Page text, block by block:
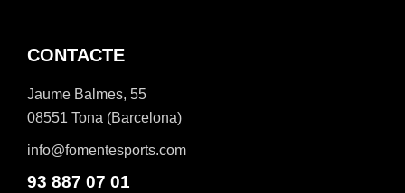
CONTACTE
Jaume Balmes, 55
08551 Tona (Barcelona)
info@fomentesports.com
93 887 07 01